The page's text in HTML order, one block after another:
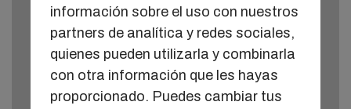
información sobre el uso con nuestros
partners de analítica y redes sociales,
quienes pueden utilizarla y combinarla
con otra información que les hayas
proporcionado. Puedes cambiar tus